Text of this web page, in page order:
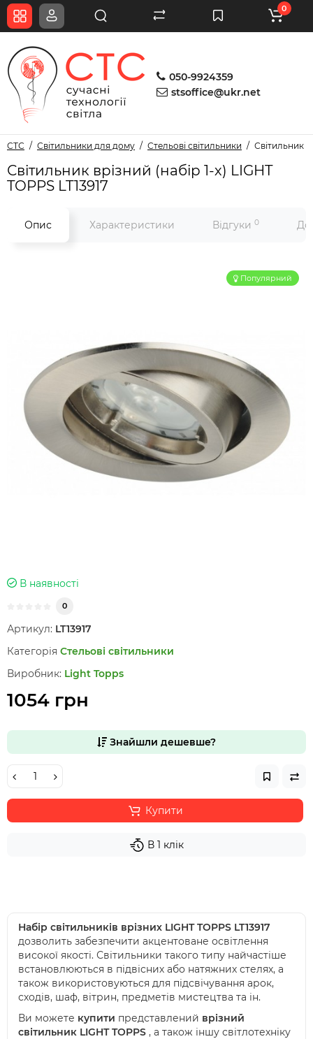
050-9924359
stsoffice@ukr.net
0
СТС Світильники для дому Стельові світильники Світильник
Світильник врізний (набір 1-х) LIGHT
TOPPS LT13917
Опис Характеристики Відгуки 0
Популярний
В наявності
0
Артикул: LT13917
Категорія Стельові світильники
Виробник: Light Topps
1054 грн
Знайшли дешевше?
Купити
В 1 клік
Набір світильників врізних LIGHT TOPPS LT13917
дозволить забезпечити акцентоване освітлення
високої якості. Світильники такого типу найчастіше
встановлюються в підвісних або натяжних стелях, а
також використовуються для підсвічування арок,
сходів, шаф, вітрин, предметів мистецтва та ін.
Ви можете купити представлений врізний
світильник LIGHT TOPPS , а також іншу світлотехніку